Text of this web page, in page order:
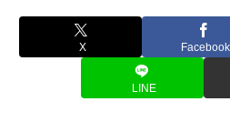
X Facebook
LINE